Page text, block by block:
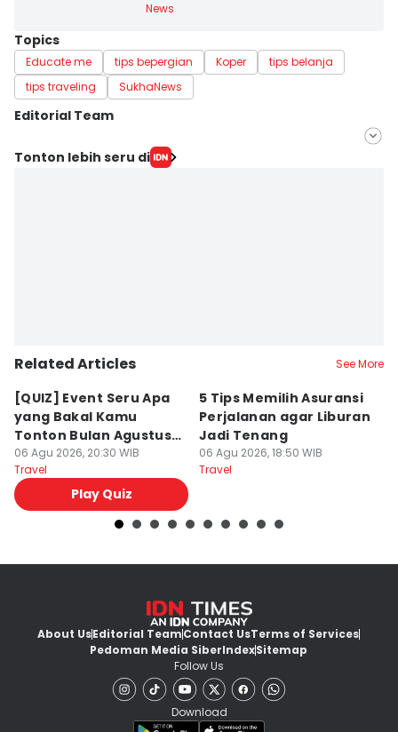
News
Topics
Educate me tips bepergian Koper
tips belanja
tips traveling
SukhaNews
Editorial Team
Editor
Tonton lebih seru di
Related Articles See More
[QUIZ] Event Seru Apa
yang Bakal Kamu
Tonton Bulan Agustus
2026 Ini?
06 Agu 2026, 20:30 WIB
Travel
Play Quiz
5 Tips Memilih Asuransi
Perjalanan agar Liburan
Jadi Tenang
06 Agu 2026, 18:50 WIB
Travel
About UsEditorial TeamContact UsTerms of Services
Pedoman Media SiberIndexSitemap
Follow Us
Download